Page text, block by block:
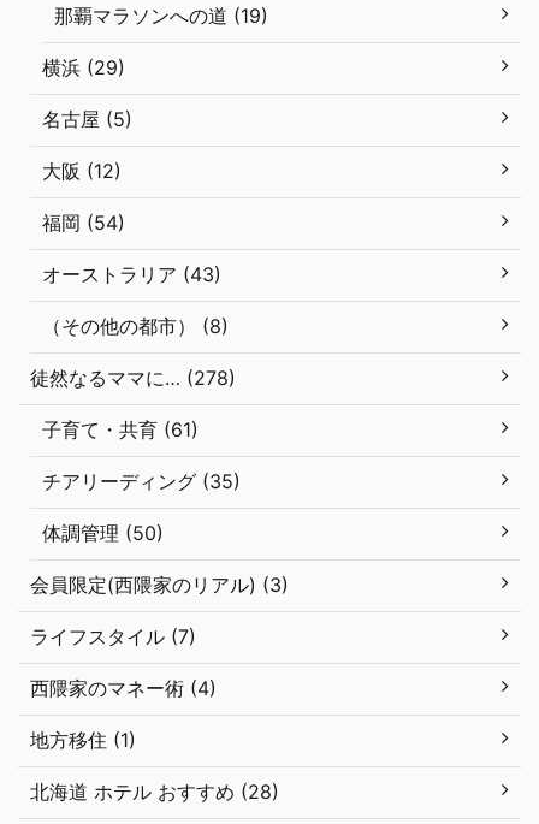
那覇マラソンへの道 (19)
横浜 (29)
名古屋 (5)
大阪 (12)
福岡 (54)
オーストラリア (43)
（その他の都市） (8)
徒然なるママに… (278)
子育て・共育 (61)
チアリーディング (35)
体調管理 (50)
会員限定(西隈家のリアル) (3)
ライフスタイル (7)
西隈家のマネー術 (4)
地方移住 (1)
北海道 ホテル おすすめ (28)